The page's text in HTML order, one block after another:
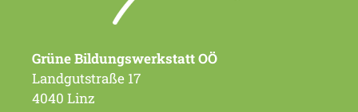
Grüne Bildungswerkstatt OÖ
Landgutstraße 17
4040 Linz